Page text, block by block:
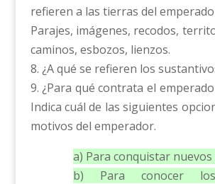
refieren a las tierras del
Parajes, imágenes, recodos,
caminos, esbozos, lienzos.
8. ¿A qué se refieren los
9. ¿Para qué contrata el
Indica cuál de las siguientes
motivos del emperador.
a) Para conquistar
b) Para conocer